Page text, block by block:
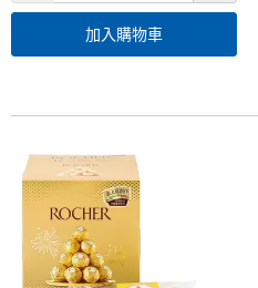
加入購物車